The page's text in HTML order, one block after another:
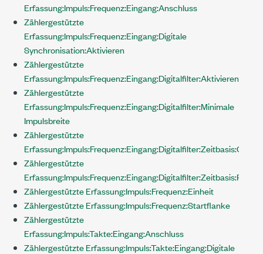
Erfassung:Impuls:Frequenz:Eingang:Anschluss
Zählergestützte
Erfassung:Impuls:Frequenz:Eingang:Digitale
Synchronisation:Aktivieren
Zählergestützte
Erfassung:Impuls:Frequenz:Eingang:Digitalfilter:Aktivieren
Zählergestützte
Erfassung:Impuls:Frequenz:Eingang:Digitalfilter:Minimale
Impulsbreite
Zählergestützte
Erfassung:Impuls:Frequenz:Eingang:Digitalfilter:Zeitbasis:Quelle
Zählergestützte
Erfassung:Impuls:Frequenz:Eingang:Digitalfilter:Zeitbasis:Rate
Zählergestützte Erfassung:Impuls:Frequenz:Einheit
Zählergestützte Erfassung:Impuls:Frequenz:Startflanke
Zählergestützte
Erfassung:Impuls:Takte:Eingang:Anschluss
Zählergestützte Erfassung:Impuls:Takte:Eingang:Digitale